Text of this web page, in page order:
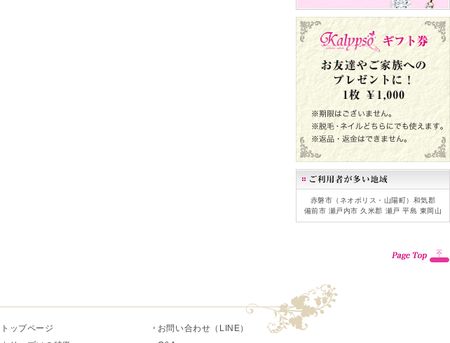
赤磐市（ネオポリス・山陽町）和気郡
備前市 瀬戸内市 久米郡 瀬戸 平島 東岡山
トップページ
お問い合わせ（LINE）